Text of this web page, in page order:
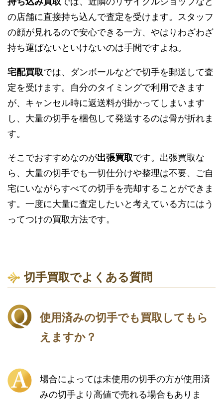
の店舗に直接持ち込んで査定を受けます。スタッフ
の顔が見れるので安心できる一方、やはりわざわざ
持ち運ばないといけないのは手間ですよね。
宅配買取では、ダンボールなどで切手を郵送して査
定を受けます。自分のタイミングで利用できます
が、キャンセル時に返送料が掛かってしまいます
し、大量の切手を梱包して発送するのは骨が折れま
す。
そこでおすすめなのが出張買取です。出張買取な
ら、大量の切手でも一切仕分けや整理は不要、ご自
宅にいながらすべての切手を売却することができま
す。一度に大量に査定したいと考えている方にはう
ってつけの買取方法です。
切手買取でよくある質問
使用済みの切手でも買取してもら
えますか？
場合によっては未使用の切手の方が使用済
みの切手より高値で売れる場合もありま